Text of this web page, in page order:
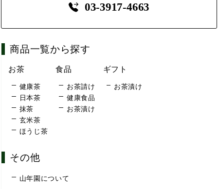
03-3917-4663
商品一覧から探す
お茶
健康茶
日本茶
抹茶
玄米茶
ほうじ茶
食品
お茶請け
健康食品
お茶漬け
ギフト
お茶漬け
その他
山年園について